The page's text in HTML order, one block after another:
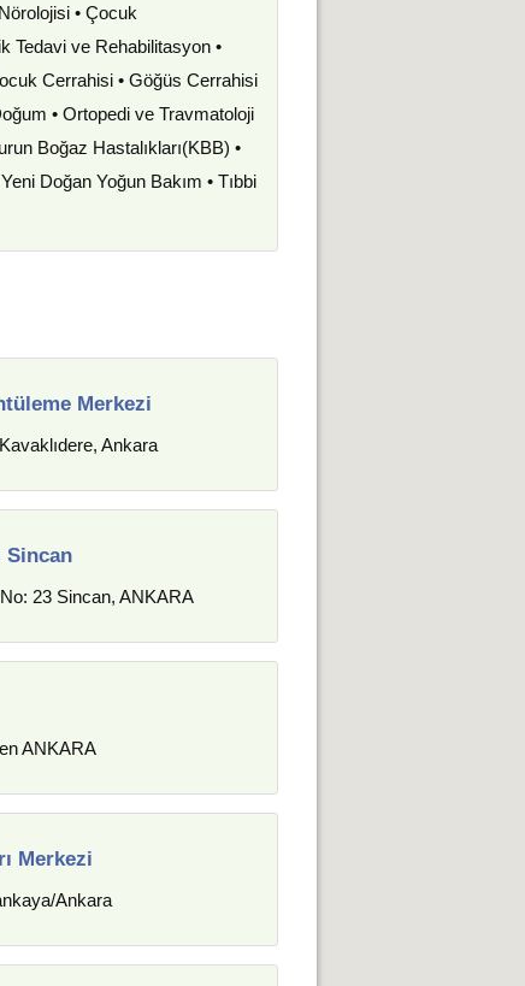
• Çocuk
Tedavi ve Rehabilitasyon •
Cerrahisi • Göğüs Cerrahisi
• Ortopedi ve Travmatoloji
Boğaz Hastalıkları(KBB) •
Doğan Yoğun Bakım • Tıbbi
Merkezi
Ankara
Sincan
23 Sincan, ANKARA
ANKARA
Merkezi
Ankara